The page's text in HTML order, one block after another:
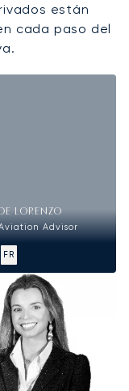
están
cada paso del
LORENZO
Advisor
FR